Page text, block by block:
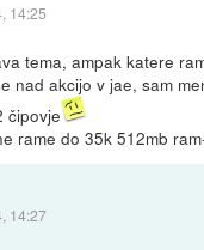
14:25
tema, ampak katere
nad akcijo v jae, sam
čipovje
rame do 35k 512mb
14:27